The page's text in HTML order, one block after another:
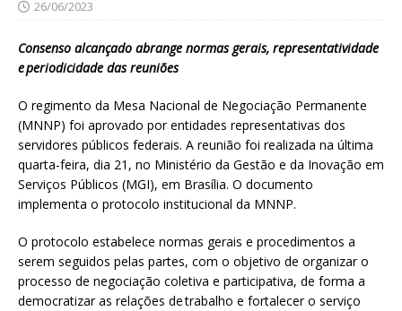
26/06/2023
Consenso alcançado abrange normas gerais, representatividade
e periodicidade das reuniões
O regimento da Mesa Nacional de Negociação Permanente
(MNNP) foi aprovado por entidades representativas dos
servidores públicos federais. A reunião foi realizada na última
quarta-feira, dia 21, no Ministério da Gestão e da Inovação em
Serviços Públicos (MGI), em Brasília. O documento
implementa o protocolo institucional da MNNP.
O protocolo estabelece normas gerais e procedimentos a
serem seguidos pelas partes, com o objetivo de organizar o
processo de negociação coletiva e participativa, de forma a
democratizar as relações de trabalho e fortalecer o serviço